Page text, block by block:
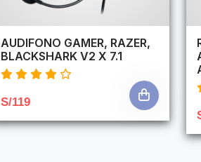
AUDIFONO GAMER, RAZER,
BLACKSHARK V2 X 7.1
S/119